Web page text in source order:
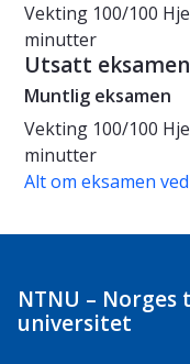
Vekting 100/100
minutter
Utsatt
Muntlig eksamen
Vekting 100/100
minutter
Alt om eksamen
NTNU –
universitet